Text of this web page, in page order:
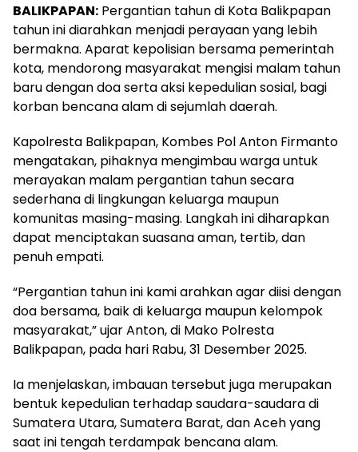
BALIKPAPAN: Pergantian tahun di Kota Balikpapan
tahun ini diarahkan menjadi perayaan yang lebih
bermakna. Aparat kepolisian bersama pemerintah
kota, mendorong masyarakat mengisi malam tahun
baru dengan doa serta aksi kepedulian sosial, bagi
korban bencana alam di sejumlah daerah.
Kapolresta Balikpapan, Kombes Pol Anton Firmanto
mengatakan, pihaknya mengimbau warga untuk
merayakan malam pergantian tahun secara
sederhana di lingkungan keluarga maupun
komunitas masing-masing. Langkah ini diharapkan
dapat menciptakan suasana aman, tertib, dan
penuh empati.
“Pergantian tahun ini kami arahkan agar diisi dengan
doa bersama, baik di keluarga maupun kelompok
masyarakat,” ujar Anton, di Mako Polresta
Balikpapan, pada hari Rabu, 31 Desember 2025.
Ia menjelaskan, imbauan tersebut juga merupakan
bentuk kepedulian terhadap saudara-saudara di
Sumatera Utara, Sumatera Barat, dan Aceh yang
saat ini tengah terdampak bencana alam.